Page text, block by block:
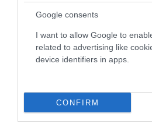
Google consents
I want to allow Google to
related to advertising like
device identifiers in apps.
CONFIRM
ΤΕΛΕΥΤΑΙΑ ΝΕΑ